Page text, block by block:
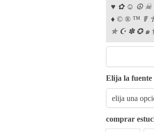
♥︎ ✿︎ ☺︎ ☮︎ ☠︎ ♫︎
♦︎ ©︎ ®︎ ™︎ ☤︎
✯︎ ☪︎ ✽︎ ✪︎ ๑︎
Elija la fuente
comprar